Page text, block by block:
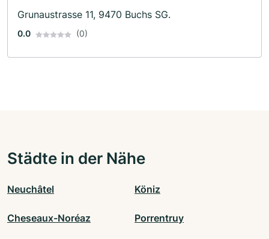
Grunaustrasse 11, 9470 Buchs SG.
0.0 (0)
Städte in der Nähe
Neuchâtel Köniz
Cheseaux-Noréaz Porrentruy